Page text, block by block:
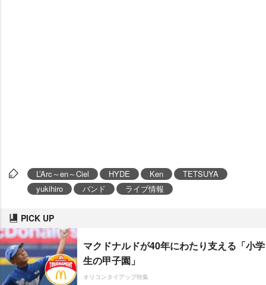
L’Arc～en～Ciel HYDE Ken
TETSUYA
yukihiro
バンド ライブ情報
PICK UP
マクドナルドが40年にわたり支える「小学
生の甲子園」
オリコンタイアップ特集